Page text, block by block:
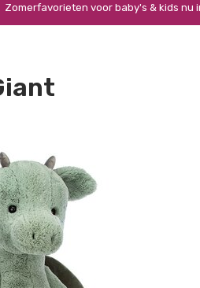
Zomerfavorieten voor baby's & kids nu